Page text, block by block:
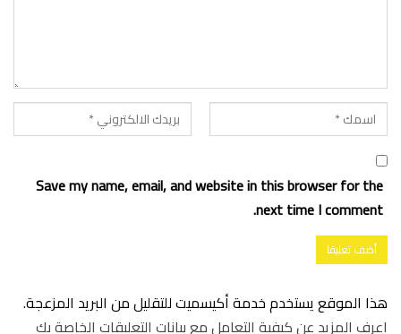
Save my name, email, and website in this browser for the
next time I comment.
هذا الموقع يستخدم خدمة أكيسميت للتقليل من البريد المزعجة.
اعرف المزيد عن كيفية التعامل مع بيانات التعليقات الخاصة بك